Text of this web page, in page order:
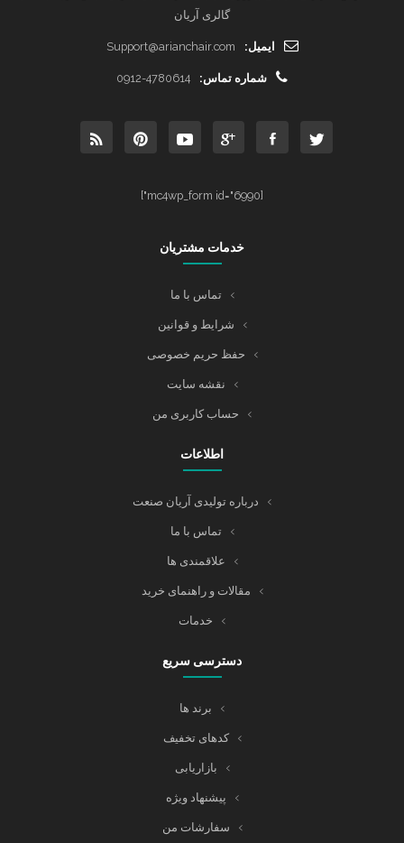
گالری آریان
ایمیل: Support@arianchair.com
شماره تماس: 0912-4780614
[mc4wp_form id="6990"]
خدمات مشتریان
تماس با ما
شرایط و قوانین
حفظ حریم خصوصی
نقشه سایت
حساب کاربری من
اطلاعات
درباره تولیدی آریان صنعت
تماس با ما
علاقمندی ها
مقالات و راهنمای خرید
خدمات
دسترسی سریع
برند ها
کدهای تخفیف
بازاریابی
پیشنهاد ویژه
سفارشات من